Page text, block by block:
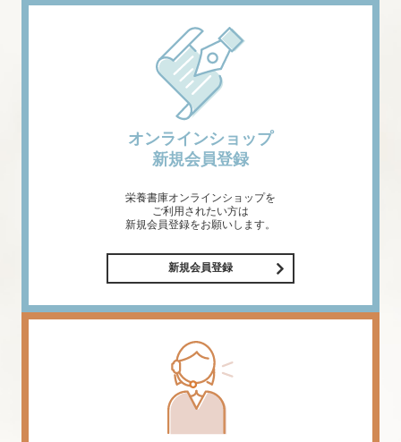
オンラインショップ
新規会員登録
栄養書庫オンラインショップを
ご利用されたい方は
新規会員登録をお願いします。
新規会員登録